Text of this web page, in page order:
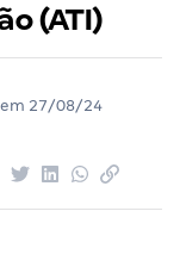
(ATI)
27/08/24